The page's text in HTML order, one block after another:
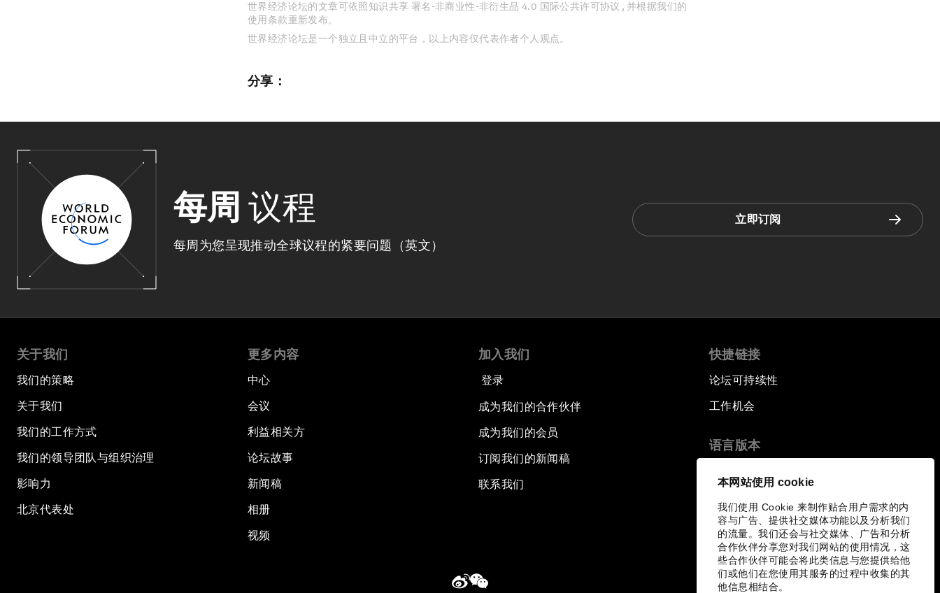
本网站使用 cookie
我们使用 Cookie 来制作贴合用户需求的内
容与广告、提供社交媒体功能以及分析我们
的流量。我们还会与社交媒体、广告和分析
合作伙伴分享您对我们网站的使用情况，这
些合作伙伴可能会将此类信息与您提供给他
们或他们在您使用其服务的过程中收集的其
他信息相结合。
世界经济论坛的文章可依照知识共享 署名-非商业性-非衍生品 4.0 国际公共许可协议 , 并根据我们的
使用条款重新发布。
世界经济论坛是一个独立且中立的平台，以上内容仅代表作者个人观点。
分享：
每周 议程
每周为您呈现推动全球议程的紧要问题（英文）
立即订阅
关于我们
我们的策略
关于我们
我们的工作方式
我们的领导团队与组织治理
影响力
北京代表处
更多内容
中心
会议
利益相关方
论坛故事
新闻稿
相册
视频
加入我们
登录
成为我们的合作伙伴
成为我们的会员
订阅我们的新闻稿
联系我们
快捷链接
论坛可持续性
工作机会
语言版本